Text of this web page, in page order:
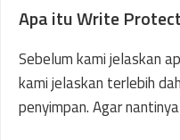
Apa itu Write
Sebelum kami jelaskan
kami jelaskan terlebih
penyimpan. Agar